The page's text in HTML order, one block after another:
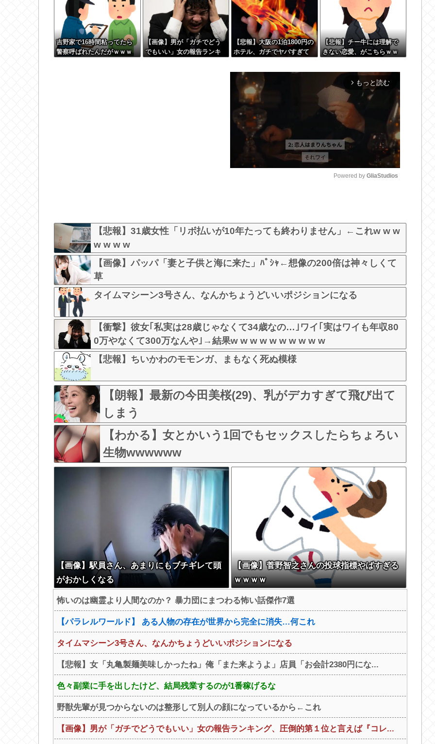
吉野家で16時間粘ってたら
警察呼ばれたんだがｗｗｗ
【画像】男が「ガチでどう
でもいい」女の報告ランキ
【悲報】大阪の1泊1800円の
ホテル、ガチでヤバすぎて
【悲報】チー牛には理解で
きない恋愛、がこちらｗｗ
ｗｗｗｗｗｗｗ
t
Powered by GliaStudios
【悲報】31歳女性「リボ払いが10年たっても終わりません」←これw w w
w w w w
【画像】パッパ「妻と子供と海に来た」ﾊﾟｼｬ←想像の200倍は神々しくて
草
タイムマシーン3号さん、なんかちょうどいいポジションになる
【衝撃】彼女｢私実は28歳じゃなくて34歳なの…｣ワイ｢実はワイも年収80
0万やなくて300万なんや｣→結果w w w w w w w w w w
【悲報】ちいかわのモモンガ、まもなく死ぬ模様
【朗報】最新の今田美桜(29)、乳がデカすぎて飛び出て
しまう
【わかる】女とかいう1回でもセックスしたらちょろい
生物wwwwww
【画像】駅員さん、あまりにもブチギレて頭
がおかしくなる
【画像】菅野智之さんの投球指標やばすぎる
ｗｗｗｗ
怖いのは幽霊より人間なのか？ 暴力団にまつわる怖い話傑作7選
【パラレルワールド】 ある人物の存在が世界から完全に消失…何これ
タイムマシーン3号さん、なんかちょうどいいポジションになる
【悲報】女「丸亀製麺美味しかったね」俺「また来ようよ」店員「お会計2380円にな...
色々副業に手を出したけど、結局残業するのが1番稼げるな
野獣先輩が見つからないのは整形して別人の顔になっているから←これ
【画像】男が「ガチでどうでもいい」女の報告ランキング、圧倒的第１位と言えば『コレ...